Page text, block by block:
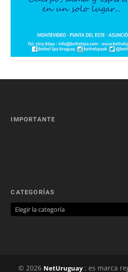
IMPORTANTE
CATEGORÍAS
© 2026 NetUruguay: es marca